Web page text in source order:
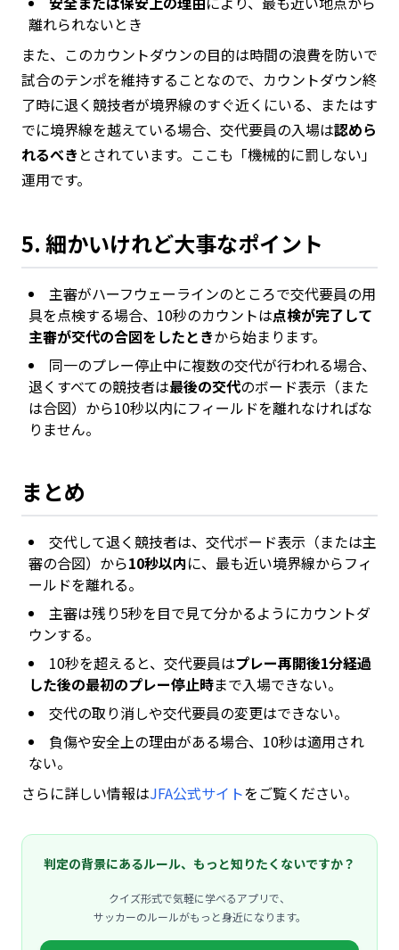
離れられないとき
また、このカウントダウンの目的は時間の浪費を防いで
試合のテンポを維持することなので、カウントダウン終
了時に退く競技者が境界線のすぐ近くにいる、またはす
でに境界線を越えている場合、交代要員の入場は認めら
れるべき とされています。ここも「機械的に罰しない」
運用です。
5. 細かいけれど大事なポイント
主審がハーフウェーラインのところで交代要員の用
具を点検する場合、10秒のカウントは点検が完了して
主審が交代の合図をしたときから始まります。
同一のプレー停止中に複数の交代が行われる場合、
退くすべての競技者は最後の交代のボード表示（また
は合図）から10秒以内にフィールドを離れなければな
りません。
まとめ
交代して退く競技者は、交代ボード表示（または主
審の合図）から10秒以内に、最も近い境界線からフィ
ールドを離れる。
主審は残り5秒を目で見て分かるようにカウントダ
ウンする。
10秒を超えると、交代要員はプレー再開後1分経過
した後の最初のプレー停止時まで入場できない。
交代の取り消しや交代要員の変更はできない。
負傷や安全上の理由がある場合、10秒は適用され
ない。
さらに詳しい情報はJFA公式サイトをご覧ください。
判定の背景にあるルール、もっと知りたくないですか？
クイズ形式で気軽に学べるアプリで、
サッカーのルールがもっと身近になります。